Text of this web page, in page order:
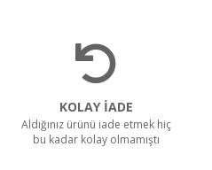
KOLAY İADE
Aldığınız ürünü iade etmek hiç
bu kadar kolay olmamıştı